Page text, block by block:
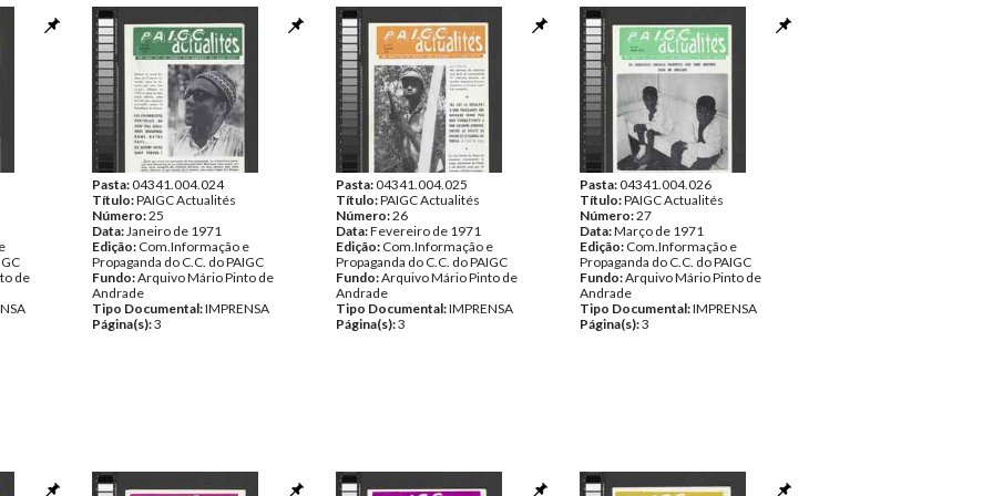
de
Pasta:04341.004.024
Título:PAIGC Actualités
Número:25
Data:Janeiro de 1971
Edição: Com.Informação e
Propaganda do C.C. do PAIGC
Fundo:Arquivo Mário Pinto de
Andrade
Tipo Documental:IMPRENSA
Página(s):3
Pasta:04341.004.025
Título:PAIGC Actualités
Número:26
Data:Fevereiro de 1971
Edição: Com.Informação e
Propaganda do C.C. do PAIGC
Fundo:Arquivo Mário Pinto de
Andrade
Tipo Documental:IMPRENSA
Página(s):3
Pasta:04341.004.026
Título:PAIGC Actualités
Número:27
Data:Março de 1971
Edição: Com.Informação e
Propaganda do C.C. do PAIGC
Fundo:Arquivo Mário Pinto de
Andrade
Tipo Documental:IMPRENSA
Página(s):3